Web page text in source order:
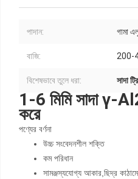
পাদান: গামা
বাজি: 200-
বিশেষভাবে তুলে ধরা: সাদা
1-6 মিমি সাদা γ-
করে
পণ্যের বর্ণনা
উচ্চ সংবেদনশীল শক্তি
কম পরিধান
সামঞ্জস্যযোগ্য আকার,ছিদ্র